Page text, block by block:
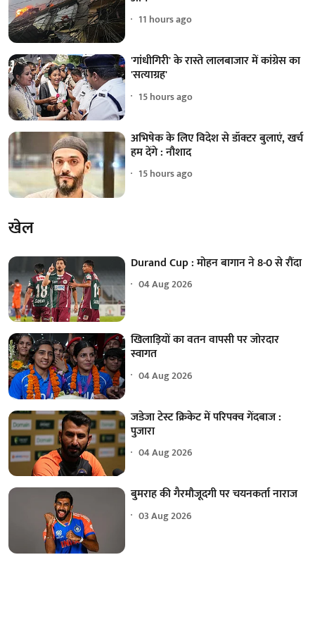
11 hours ago
'गांधीगिरी' के रास्ते लालबाजार में कांग्रेस का
'सत्याग्रह'
15 hours ago
अभिषेक के लिए विदेश से डॉक्टर बुलाएं, खर्च
हम देंगे : नौशाद
15 hours ago
खेल
Durand Cup : मोहन बागान ने 8-0 से रौंदा
04 Aug 2026
खिलाड़ियों का वतन वापसी पर जोरदार
स्वागत
04 Aug 2026
जडेजा टेस्ट क्रिकेट में परिपक्व गेंदबाज :
पुजारा
04 Aug 2026
बुमराह की गैरमौजूदगी पर चयनकर्ता नाराज
03 Aug 2026